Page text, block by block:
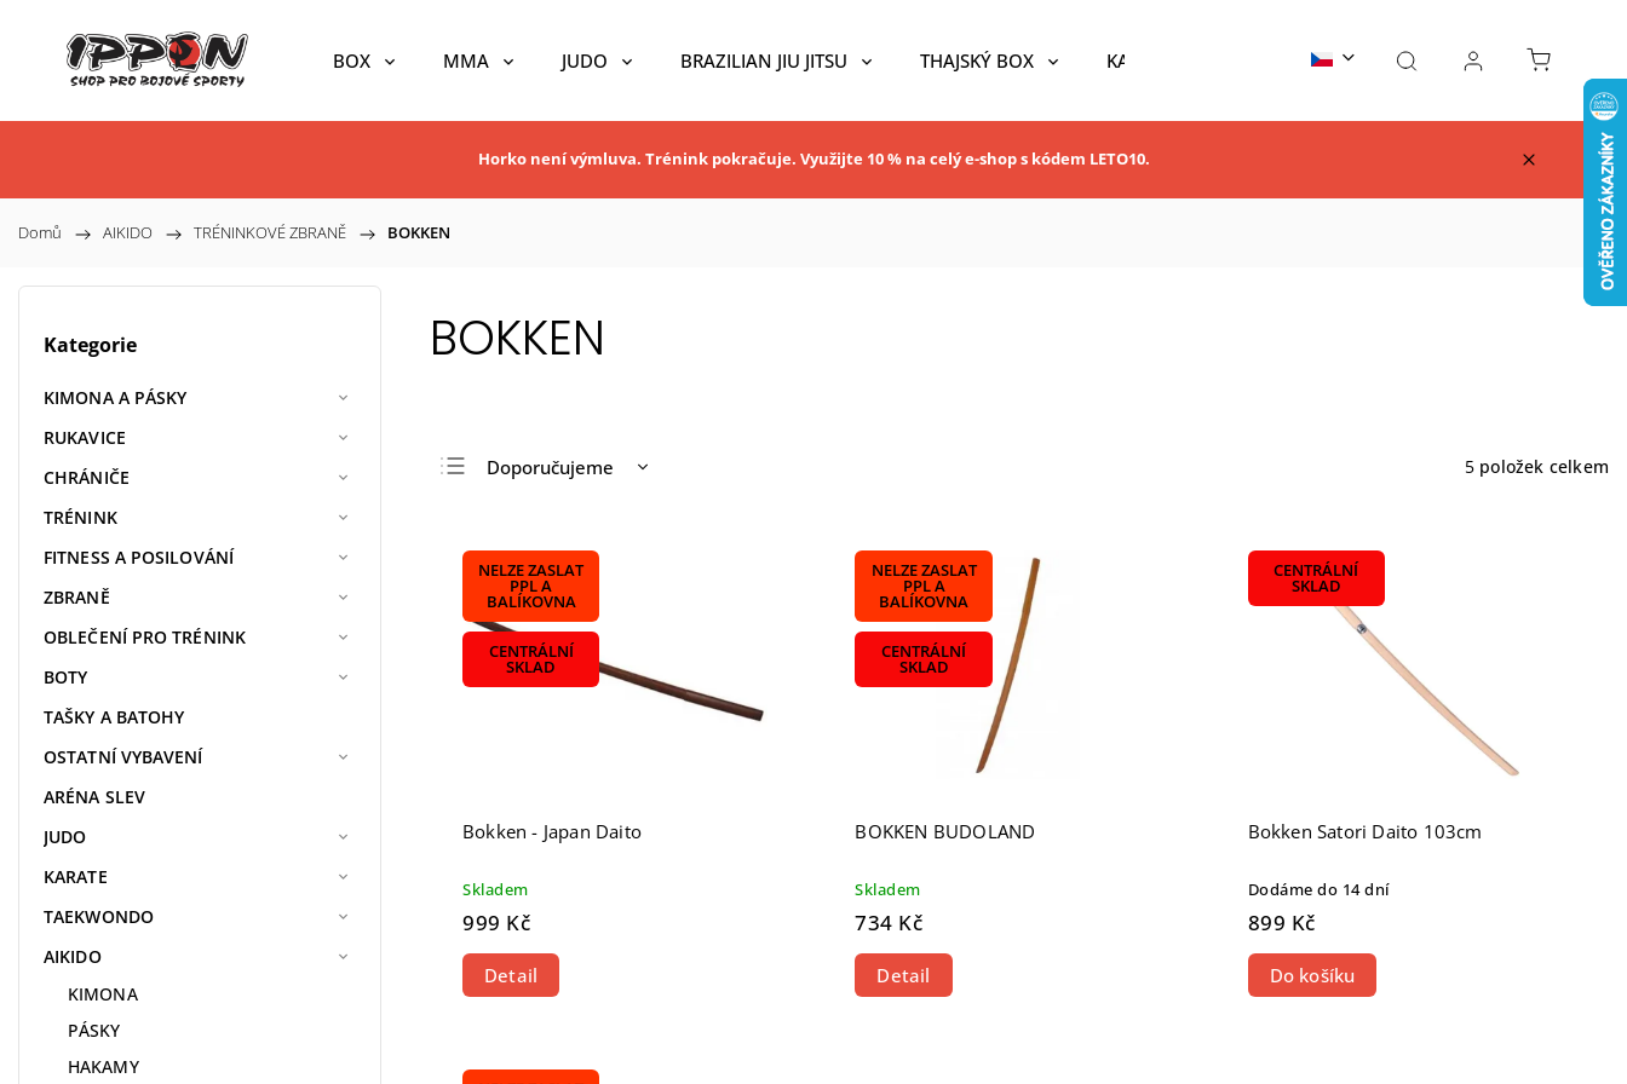
BOX MMA JUDO BRAZILIAN JIU JITSU THAJSKÝ BOX KARATE TAEKWONDO AIKIDO
Horko není výmluva. Trénink pokračuje. Využijte 10 % na celý e-shop s kódem LETO10.
Domů / AIKIDO / TRÉNINKOVÉ ZBRANĚ / BOKKEN
Kategorie
KIMONA A PÁSKY
RUKAVICE
CHRÁNIČE
TRÉNINK
FITNESS A POSILOVÁNÍ
ZBRANĚ
OBLEČENÍ PRO TRÉNINK
BOTY
TAŠKY A BATOHY
OSTATNÍ VYBAVENÍ
ARÉNA SLEV
JUDO
KARATE
TAEKWONDO
AIKIDO
KIMONA
PÁSKY
HAKAMY
BOKKEN
Doporučujeme
Nejdražší
Nejprodávanější
Abecedně
5 položek celkem
NELZE ZASLAT
PPL A
BALÍKOVNA
CENTRÁLNÍ
SKLAD
Bokken - Japan Daito
Skladem
999 Kč
Detail
NELZE ZASLAT
PPL A
BALÍKOVNA
CENTRÁLNÍ
SKLAD
BOKKEN BUDOLAND
Skladem
734 Kč
Detail
CENTRÁLNÍ
SKLAD
Bokken Satori Daito 103cm
Dodáme do 14 dní
899 Kč
Do košíku